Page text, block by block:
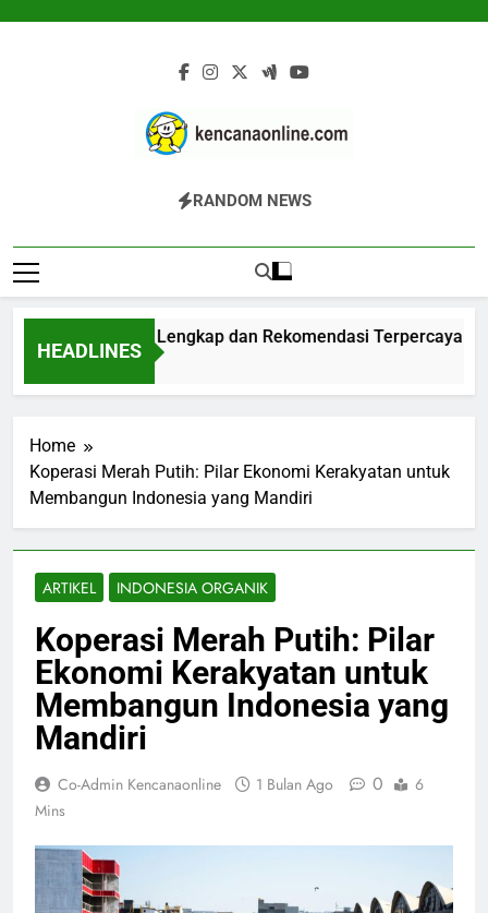
Kencana Online
Jasa Pengelolaan Sampah Kawasan
Dan Industri
RANDOM NEWS
HEADLINES
Panduan Lengkap dan Rekomendasi Terpercaya
Home
Koperasi Merah Putih: Pilar Ekonomi Kerakyatan untuk
Membangun Indonesia yang Mandiri
ARTIKEL INDONESIA ORGANIK
Koperasi Merah Putih: Pilar
Ekonomi Kerakyatan untuk
Membangun Indonesia yang
Mandiri
Co-Admin Kencanaonline 1 Bulan Ago 0
6
Mins